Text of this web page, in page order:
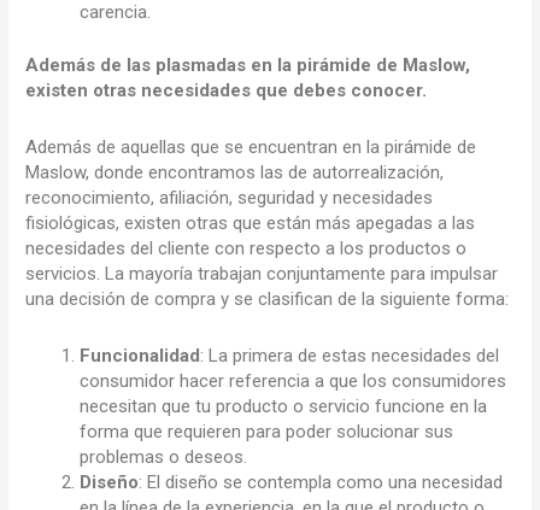
carencia.
Además de las plasmadas en la pirámide de Maslow,
existen otras necesidades que debes conocer.
Además de aquellas que se encuentran en la pirámide de
Maslow, donde encontramos las de autorrealización,
reconocimiento, afiliación, seguridad y necesidades
fisiológicas, existen otras que están más apegadas a las
necesidades del cliente con respecto a los productos o
servicios. La mayoría trabajan conjuntamente para impulsar
una decisión de compra y se clasifican de la siguiente forma:
Funcionalidad : La primera de estas necesidades del
consumidor hacer referencia a que los consumidores
necesitan que tu producto o servicio funcione en la
forma que requieren para poder solucionar sus
problemas o deseos.
Diseño: El diseño se contempla como una necesidad